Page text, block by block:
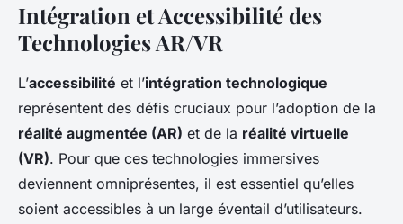
Intégration et Accessibilité des
Technologies AR/VR
L’accessibilité et l’intégration technologique
représentent des défis cruciaux pour l’adoption de la
réalité augmentée (AR) et de la réalité virtuelle
(VR). Pour que ces technologies immersives
deviennent omniprésentes, il est essentiel qu’elles
soient accessibles à un large éventail d’utilisateurs.